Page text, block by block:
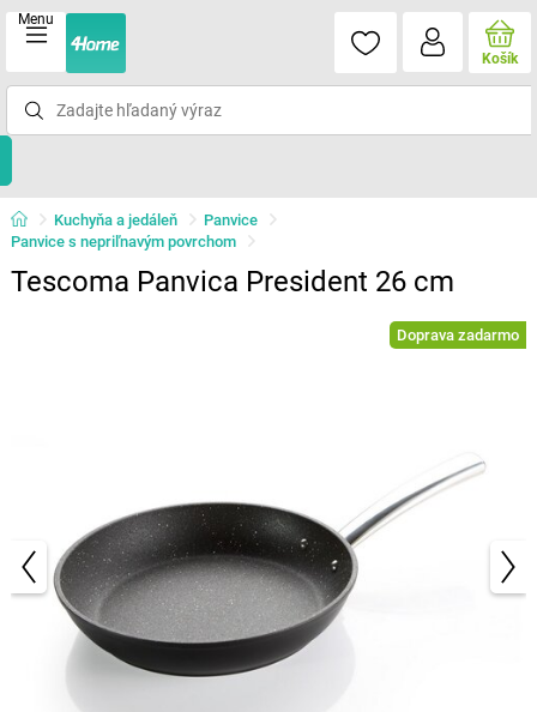
Menu
Košík
Kuchyňa a jedáleň
Panvice
Panvice s nepriľnavým povrchom
Tescoma Panvica President 26 cm
Doprava zadarmo